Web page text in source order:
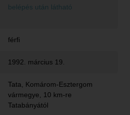
belépés után látható
férfi
1992. március 19.
Tata , Komárom-Esztergom
vármegye, 10 km-re
Tatabányától